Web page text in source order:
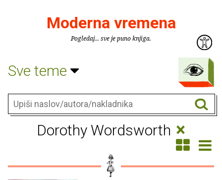
Moderna vremena
Pogledaj... sve je puno knjiga.
Sve teme
Dorothy Wordsworth ×